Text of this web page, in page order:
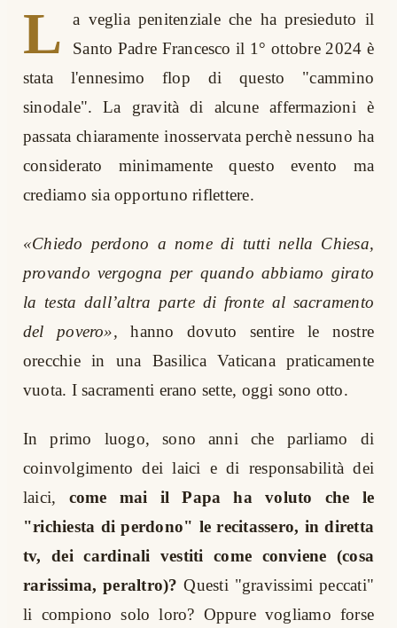
L
a veglia penitenziale che ha presieduto il
Santo Padre Francesco il 1° ottobre 2024 è
stata l'ennesimo flop di questo "cammino
sinodale". La gravità di alcune affermazioni è
passata chiaramente inosservata perchè nessuno ha
considerato minimamente questo evento ma
crediamo sia opportuno riflettere.
«Chiedo perdono a nome di tutti nella Chiesa,
provando vergogna per quando abbiamo girato
la testa dall’altra parte di fronte al sacramento
del povero»,hanno dovuto sentire le nostre
orecchie in una Basilica Vaticana praticamente
vuota. I sacramenti erano sette, oggi sono otto.
In primo luogo, sono anni che parliamo di
coinvolgimento dei laici e di responsabilità dei
laici, come mai il Papa ha voluto che le
"richiesta di perdono" le recitassero, in diretta
tv, dei cardinali vestiti come conviene (cosa
rarissima, peraltro)? Questi "gravissimi peccati"
li compiono solo loro? Oppure vogliamo forse